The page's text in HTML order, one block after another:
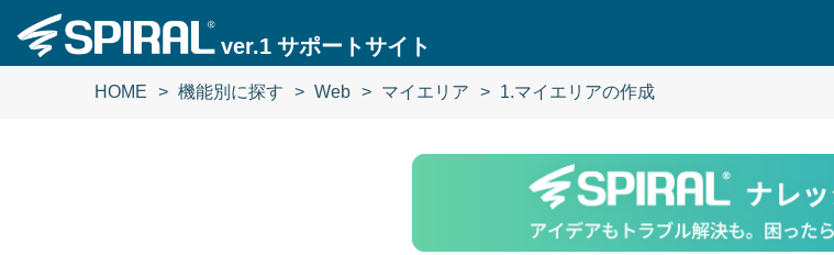
ver.1 サポートサイト
HOME 機能別に探す Web マイエリア 1.マイエリアの作成